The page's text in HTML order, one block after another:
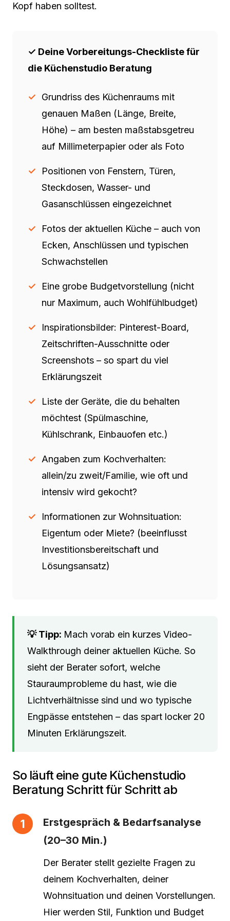
Kopf haben solltest.
✓ Deine Vorbereitungs-Checkliste für
die Küchenstudio Beratung
Grundriss des Küchenraums mit
genauen Maßen (Länge, Breite,
Höhe) – am besten maßstabsgetreu
auf Millimeterpapier oder als Foto
Positionen von Fenstern, Türen,
Steckdosen, Wasser- und
Gasanschlüssen eingezeichnet
Fotos der aktuellen Küche – auch von
Ecken, Anschlüssen und typischen
Schwachstellen
Eine grobe Budgetvorstellung (nicht
nur Maximum, auch Wohlfühlbudget)
Inspirationsbilder: Pinterest-Board,
Zeitschriften-Ausschnitte oder
Screenshots – so spart du viel
Erklärungszeit
Liste der Geräte, die du behalten
möchtest (Spülmaschine,
Kühlschrank, Einbauofen etc.)
Angaben zum Kochverhalten:
allein/zu zweit/Familie, wie oft und
intensiv wird gekocht?
Informationen zur Wohnsituation:
Eigentum oder Miete? (beeinflusst
Investitionsbereitschaft und
Lösungsansatz)
Mach vorab ein kurzes Video-
Walkthrough deiner aktuellen Küche. So
sieht der Berater sofort, welche
Stauraumprobleme du hast, wie die
Lichtverhältnisse sind und wo typische
Engpässe entstehen – das spart locker 20
Minuten Erklärungszeit.
So läuft eine gute Küchenstudio
Beratung Schritt für Schritt ab
Erstgespräch & Bedarfsanalyse
(20–30 Min.)
Der Berater stellt gezielte Fragen zu
deinem Kochverhalten, deiner
Wohnsituation und deinen Vorstellungen.
Hier werden Stil, Funktion und Budget